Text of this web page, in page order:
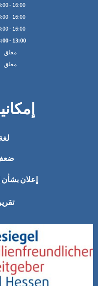
:00- 16:00
:00- 16:00
:00- 16:00
:00- 13:00
مغلق
مغلق
إعلان بشأن